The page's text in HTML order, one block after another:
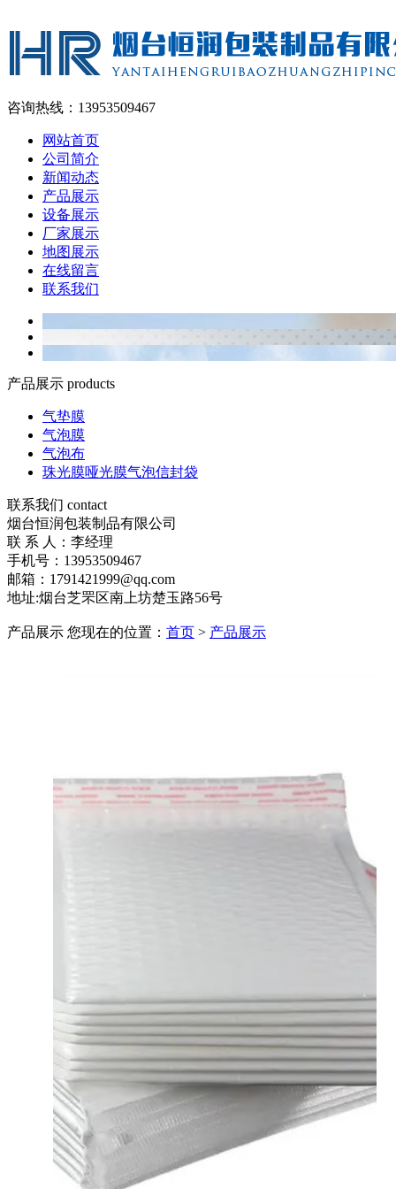
咨询热线：13953509467
网站首页
公司简介
新闻动态
产品展示
设备展示
厂家展示
地图展示
在线留言
联系我们
产品展示 products
气垫膜
气泡膜
气泡布
珠光膜哑光膜气泡信封袋
联系我们 contact
烟台恒润包装制品有限公司
联 系 人：李经理
手机号：13953509467
邮箱：1791421999@qq.com
地址:烟台芝罘区南上坊楚玉路56号
产品展示 您现在的位置： 首页 > 产品展示